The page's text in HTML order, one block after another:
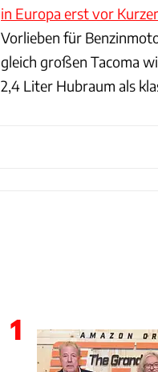
in Europa erst vor
Vorlieben für
gleich großen Tacoma
2,4 Liter Hubraum als
1